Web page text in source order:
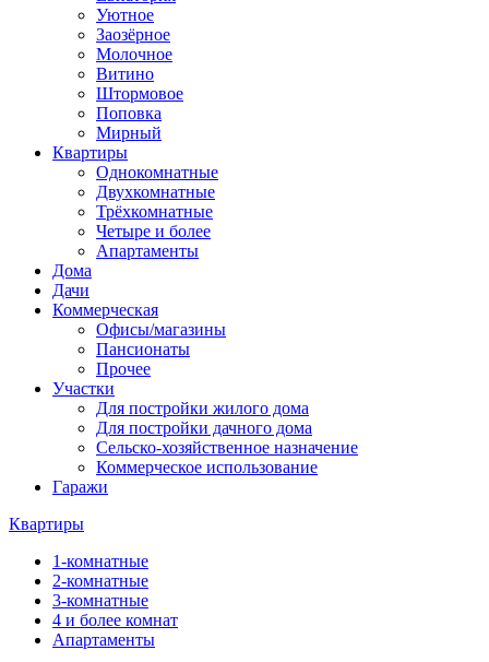
Уютное
Заозёрное
Молочное
Витино
Штормовое
Поповка
Мирный
Квартиры
Однокомнатные
Двухкомнатные
Трёхкомнатные
Четыре и более
Апартаменты
Дома
Дачи
Коммерческая
Офисы/магазины
Пансионаты
Прочее
Участки
Для постройки жилого дома
Для постройки дачного дома
Сельско-хозяйственное назначение
Коммерческое использование
Гаражи
Квартиры
1-комнатные
2-комнатные
3-комнатные
4 и более комнат
Апартаменты